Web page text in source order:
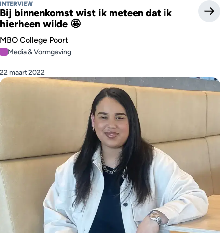
INTERVIEW
Bij binnenkomst wist ik meteen dat ik
hierheen wilde 🤩
MBO College Poort
Media & Vormgeving
22 maart 2022